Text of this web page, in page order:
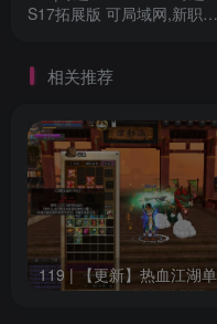
S17拓展版 可局域网,新职业,
GM工具
相关推荐